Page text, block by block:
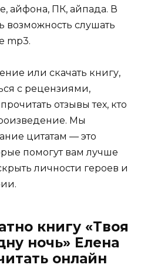
айфона, ПК, айпада. В
возможность слушать
mp3.
или скачать книгу,
с рецензиями,
отзывы тех, кто
Мы
цитатам — это
помогут вам лучше
личности героев и
книгу «Твоя
ночь» Елена
онлайн